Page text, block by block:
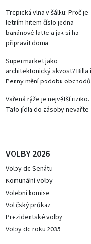
Tropická vlna v šálku: Proč je
letním hitem číslo jedna
banánové latte a jak si ho
připravit doma
Supermarket jako
architektonický skvost? Billa i
Penny mění podobu obchodů
Vařená rýže je největší riziko.
Tato jídla do zásoby nevařte
VOLBY 2026
Volby do Senátu
Komunální volby
Volební komise
Voličský průkaz
Prezidentské volby
Volby do roku 2035